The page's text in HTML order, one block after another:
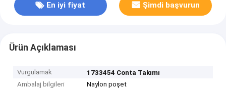
En iyi fiyat Şimdi başvurun
Ürün Açıklaması
Vurgulamak
1733454 Conta Takımı
Ambalaj bilgileri
Naylon poşet